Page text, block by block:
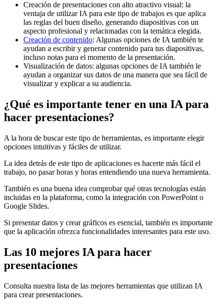
Creación de presentaciones con alto atractivo visual: la
ventaja de utilizar IA para este tipo de trabajos es que aplica
las reglas del buen diseño, generando diapositivas con un
aspecto profesional y relacionadas con la temática elegida.
Creación de contenido: Algunas opciones de IA también te
ayudan a escribir y generar contenido para tus diapositivas,
incluso notas para el momento de la presentación.
Visualización de datos: algunas opciones de IA también le
ayudan a organizar sus datos de una manera que sea fácil de
visualizar y explicar a su audiencia.
¿Qué es importante tener en una IA para
hacer presentaciones?
A la hora de buscar este tipo de herramientas, es importante elegir
opciones intuitivas y fáciles de utilizar.
La idea detrás de este tipo de aplicaciones es hacerte más fácil el
trabajo, no pasar horas y horas entendiendo una nueva herramienta.
También es una buena idea comprobar qué otras tecnologías están
incluidas en la plataforma, como la integración con PowerPoint o
Google Slides.
Si presentar datos y crear gráficos es esencial, también es importante
que la aplicación ofrezca funcionalidades interesantes para este uso.
Las 10 mejores IA para hacer
presentaciones
Consulta nuestra lista de las mejores herramientas que utilizan IA
para crear presentaciones.